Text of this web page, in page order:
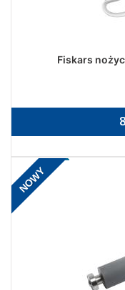
Fiskars
NOWY